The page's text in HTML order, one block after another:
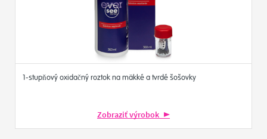
1-stupňový oxidačný roztok na mäkké a tvrdé šošovky
Zobraziť výrobok